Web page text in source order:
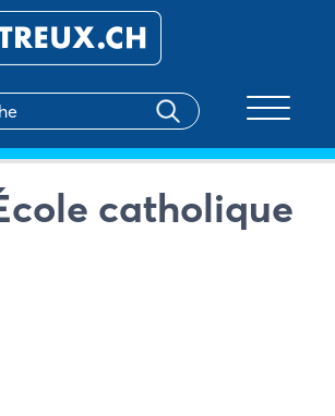
catholique